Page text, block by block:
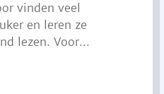
vinden veel
en leren ze
lezen. Voor...